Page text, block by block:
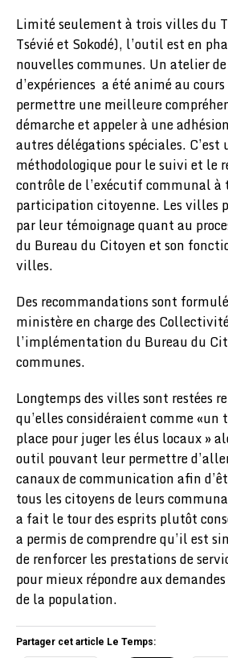
Limité seulement à trois villes du
Tsévié et Sokodé), l’outil est en
nouvelles communes. Un atelier
d’expériences a été animé au
permettre une meilleure
démarche et appeler à une
autres délégations spéciales. C’est
méthodologique pour le suivi et le
contrôle de l’exécutif communal à
participation citoyenne. Les villes
par leur témoignage quant au
du Bureau du Citoyen et son
villes.
Des recommandations sont
ministère en charge des
l’implémentation du Bureau du
communes.
Longtemps des villes sont restées
qu’elles considéraient comme
place pour juger les élus locaux »
outil pouvant leur permettre
canaux de communication afin
tous les citoyens de leurs
a fait le tour des esprits plutôt
a permis de comprendre qu’il est
de renforcer les prestations de
pour mieux répondre aux
de la population.
Partager cet article Le Temps: